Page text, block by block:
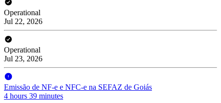
Operational
Jul 22, 2026
Operational
Jul 23, 2026
Emissão de NF-e e NFC-e na SEFAZ de Goiás
4 hours 39 minutes